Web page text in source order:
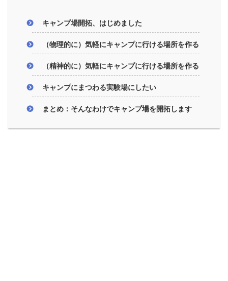
キャンプ場開拓、はじめました
（物理的に）気軽にキャンプに行ける場所を作る
（精神的に）気軽にキャンプに行ける場所を作る
キャンプにまつわる実験場にしたい
まとめ：そんなわけでキャンプ場を開拓します